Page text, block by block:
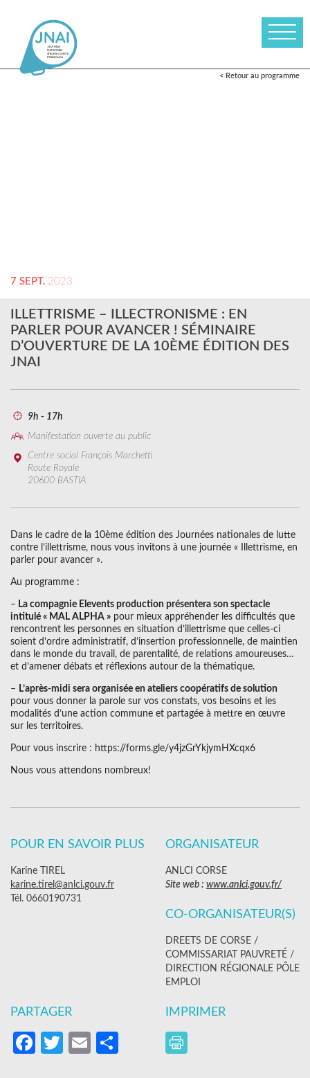
< Retour au programme
7 SEPT. 2023
ILLETTRISME – ILLECTRONISME : EN
PARLER POUR AVANCER ! SÉMINAIRE
D’OUVERTURE DE LA 10ÈME ÉDITION DES
JNAI
9h - 17h
Manifestation ouverte au public
Centre social François Marchetti
Route Royale
20600 BASTIA
Dans le cadre de la 10ème édition des Journées nationales de lutte
contre l’illettrisme, nous vous invitons à une journée « Illettrisme, en
parler pour avancer ».
Au programme :
– La compagnie Elevents production présentera son spectacle
intitulé « MAL ALPHA » pour mieux appréhender les difficultés que
rencontrent les personnes en situation d’illettrisme que celles-ci
soient d’ordre administratif, d’insertion professionnelle, de maintien
dans le monde du travail, de parentalité, de relations amoureuses…
et d’amener débats et réflexions autour de la thématique.
– L’après-midi sera organisée en ateliers coopératifs de solution
pour vous donner la parole sur vos constats, vos besoins et les
modalités d’une action commune et partagée à mettre en œuvre
sur les territoires.
Pour vous inscrire : https://forms.gle/y4jzGrYkjymHXcqx6
Nous vous attendons nombreux!
POUR EN SAVOIR PLUS
Karine TIREL
karine.tirel@anlci.gouv.fr
Tél. 0660190731
ORGANISATEUR
ANLCI CORSE
Site web : www.anlci.gouv.fr/
CO-ORGANISATEUR(S)
DREETS DE CORSE /
COMMISSARIAT PAUVRETÉ /
DIRECTION RÉGIONALE PÔLE
EMPLOI
PARTAGER
Facebook
Twitter
EmailPartager
IMPRIMER